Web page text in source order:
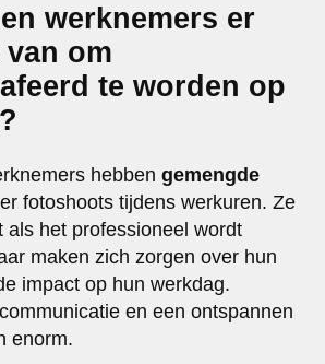
werknemers er
om
te worden op
hebbengemengde
fotoshoots tijdens werkuren. Ze
als het professioneel wordt
maken zich zorgen over hun
impact op hun werkdag.
en een ontspannen
enorm.